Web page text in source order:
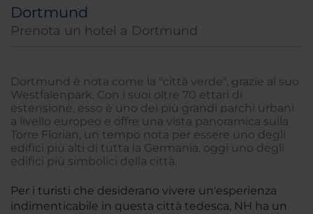
Dortmund
Prenota un hotel a Dortmund
Dortmund è nota come la "città verde", grazie al suo
Westfalenpark. Con i suoi oltre 70 ettari di
estensione, esso è uno dei più grandi parchi urbani
a livello europeo e offre una vista panoramica sulla
Torre Florian, un tempo nota per essere uno degli
edifici più alti di tutta la Germania, oggi uno degli
edifici più simbolici della città.
Per i turisti che desiderano vivere un'esperienza
indimenticabile in questa città tedesca, NH ha un